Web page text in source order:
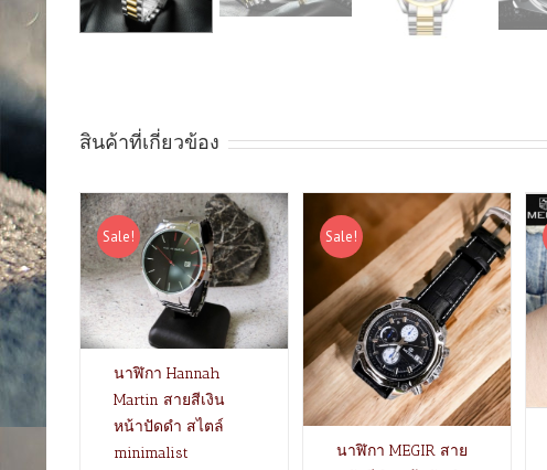
สินค้าที่เกี่ยวข้อง
Sale!
นาฬิกา Hannah
Martin สายสีเงิน
หน้าปัดดำ สไตล์
minimalist
Sale!
นาฬิกา MEGIR สาย